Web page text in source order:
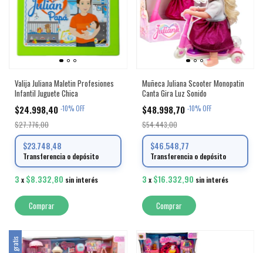
Valija Juliana Maletin Profesiones
Infantil Juguete Chica
$24.998,40 -10%OFF
$27.776,00
$23.748,48
Transferencia o depósito
3 x $8.332,80 sin interés
Comprar
Muñeca Juliana Scooter Monopatin
Canta Gira Luz Sonido
$48.998,70 -10%OFF
$54.443,00
$46.548,77
Transferencia o depósito
3 x $16.332,90 sin interés
Comprar